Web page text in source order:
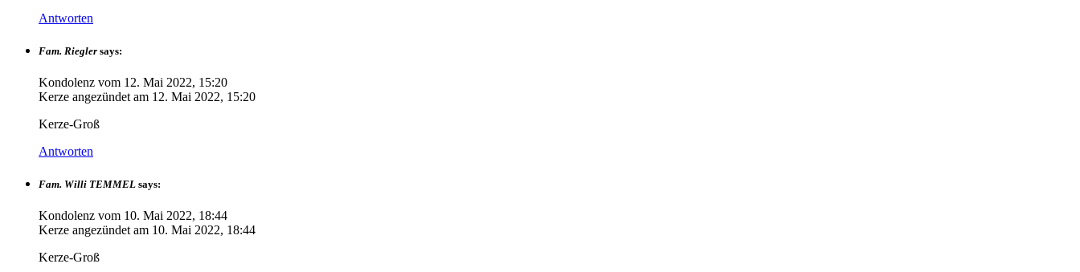
Antworten
Fam. Riegler says:
Kondolenz vom 12. Mai 2022, 15:20
Kerze angezündet am 12. Mai 2022, 15:20
Kerze-Groß
Antworten
Fam. Willi TEMMEL says:
Kondolenz vom 10. Mai 2022, 18:44
Kerze angezündet am 10. Mai 2022, 18:44
Kerze-Groß